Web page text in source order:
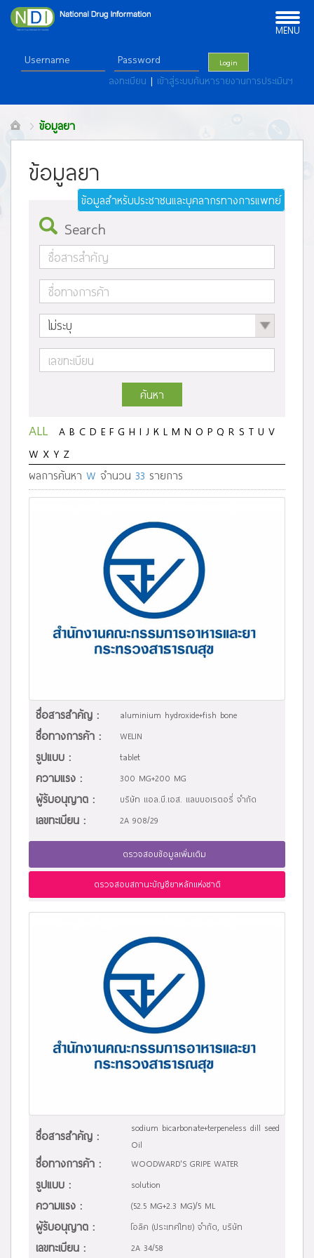
Toggle
navigation
MENU
Login
ลงทะเบียน | เข้าสู่ระบบค้นหารายงานการประเมินฯ
ข้อมูลยา
ข้อมูลยา
ข้อมูลสำหรับประชาชนและบุคลากรทางการแพทย์
Search
ค้นหา
ALL A B C D E F G H I J K L M N O P Q R S T U V
W X Y Z
ผลการค้นหา W จำนวน 33 รายการ
ชื่อสารสำคัญ : aluminium hydroxide+fish bone
ชื่อทางการค้า : WELIN
รูปแบบ : tablet
ความแรง : 300 MG+200 MG
ผู้รับอนุญาต : บริษัท แอล.บี.เอส. แลบบอเรตอรี่ จำกัด
เลขทะเบียน : 2A 908/29
ตรวจสอบข้อมูลเพิ่มเติม
ตรวจสอบสถานะบัญชียาหลักแห่งชาติ
ชื่อสารสำคัญ :
sodium bicarbonate+terpeneless dill seed
Oil
ชื่อทางการค้า : WOODWARD'S GRIPE WATER
รูปแบบ : solution
ความแรง : (52.5 MG+2.3 MG)/5 ML
ผู้รับอนุญาต : โอลิค (ประเทศไทย) จำกัด, บริษัท
เลขทะเบียน : 2A 34/58